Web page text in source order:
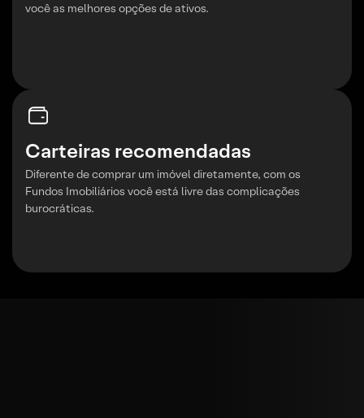
você as melhores opções de ativos.
Carteiras recomendadas
Diferente de comprar um imóvel diretamente, com os
Fundos Imobiliários você está livre das complicações
burocráticas.